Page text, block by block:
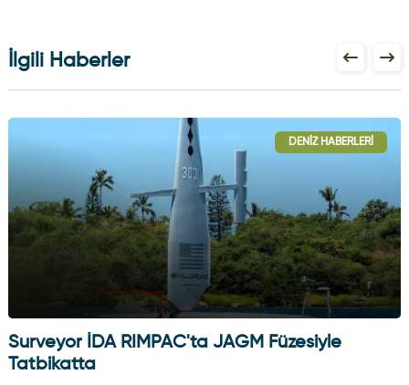
İlgili Haberler
DENIZ HABERLERI
Surveyor İDA RIMPAC'ta JAGM Füzesiyle
Tatbikatta